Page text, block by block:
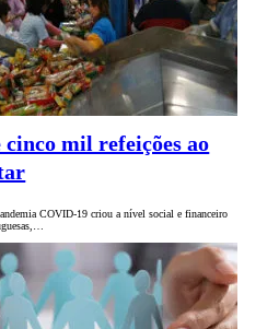
mil refeições ao
COVID-19 criou a nível social e financeiro